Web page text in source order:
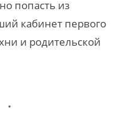
попасть из
кабинет первого
и родительской